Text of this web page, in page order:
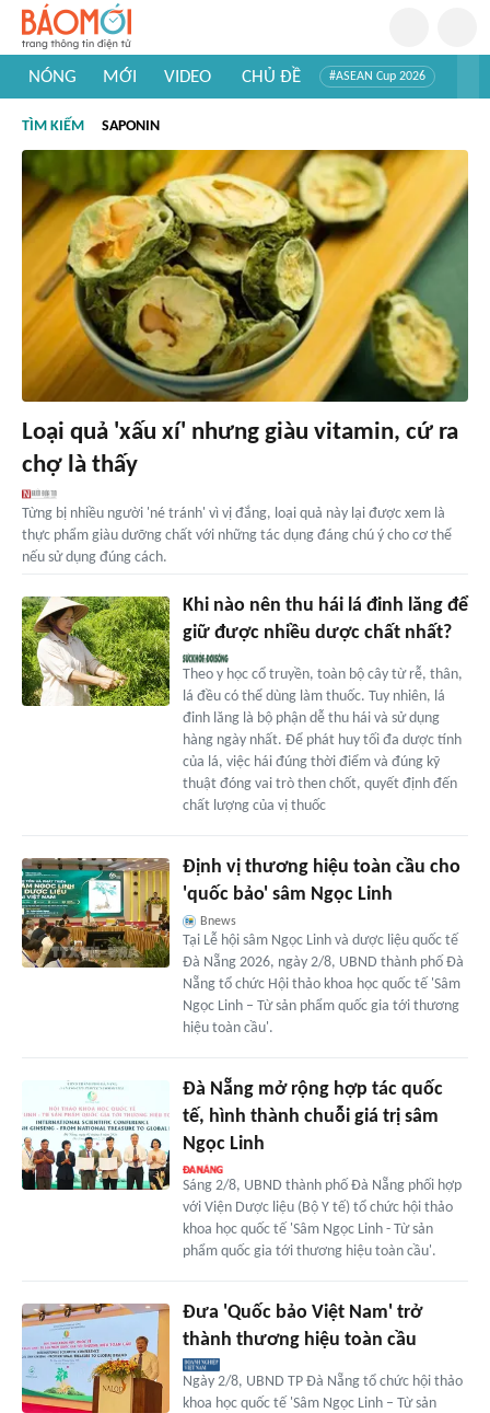
NÓNG MỚI VIDEO CHỦ ĐỀ #ASEAN Cup 2026
#Khám phá thế giới
TÌM KIẾM SAPONIN
Loại quả 'xấu xí' nhưng giàu vitamin, cứ ra
chợ là thấy
Từng bị nhiều người 'né tránh' vì vị đắng, loại quả này lại được xem là
thực phẩm giàu dưỡng chất với những tác dụng đáng chú ý cho cơ thể
nếu sử dụng đúng cách.
Khi nào nên thu hái lá đinh lăng để
giữ được nhiều dược chất nhất?
Theo y học cổ truyền, toàn bộ cây từ rễ, thân,
lá đều có thể dùng làm thuốc. Tuy nhiên, lá
đinh lăng là bộ phận dễ thu hái và sử dụng
hàng ngày nhất. Để phát huy tối đa dược tính
của lá, việc hái đúng thời điểm và đúng kỹ
thuật đóng vai trò then chốt, quyết định đến
chất lượng của vị thuốc
Định vị thương hiệu toàn cầu cho
'quốc bảo' sâm Ngọc Linh
Bnews
Tại Lễ hội sâm Ngọc Linh và dược liệu quốc tế
Đà Nẵng 2026, ngày 2/8, UBND thành phố Đà
Nẵng tổ chức Hội thảo khoa học quốc tế 'Sâm
Ngọc Linh – Từ sản phẩm quốc gia tới thương
hiệu toàn cầu'.
Đà Nẵng mở rộng hợp tác quốc
tế, hình thành chuỗi giá trị sâm
Ngọc Linh
Sáng 2/8, UBND thành phố Đà Nẵng phối hợp
với Viện Dược liệu (Bộ Y tế) tổ chức hội thảo
khoa học quốc tế 'Sâm Ngọc Linh - Từ sản
phẩm quốc gia tới thương hiệu toàn cầu'.
Đưa 'Quốc bảo Việt Nam' trở
thành thương hiệu toàn cầu
Ngày 2/8, UBND TP Đà Nẵng tổ chức hội thảo
khoa học quốc tế 'Sâm Ngọc Linh – Từ sản